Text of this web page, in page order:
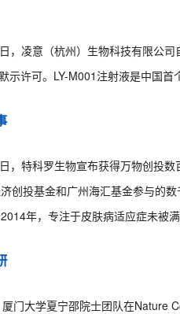
，凌意（杭州）生物科技有限公
示许可。LY-M001注射液是中国首
，特科罗生物宣布获得万物创投
创投基金和广州海汇基金参与的
年，专注于皮肤病适应症未被
门大学夏宁邵院士团队在Nature